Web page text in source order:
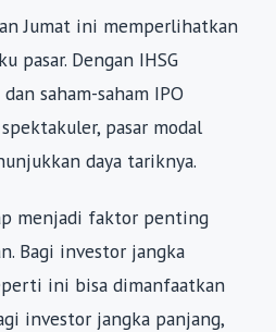
Jumat ini memperlihatkan
pasar. Dengan IHSG
saham-saham IPO
pasar modal
daya tariknya.
menjadi faktor penting
Bagi investor jangka
ini bisa dimanfaatkan
investor jangka panjang,